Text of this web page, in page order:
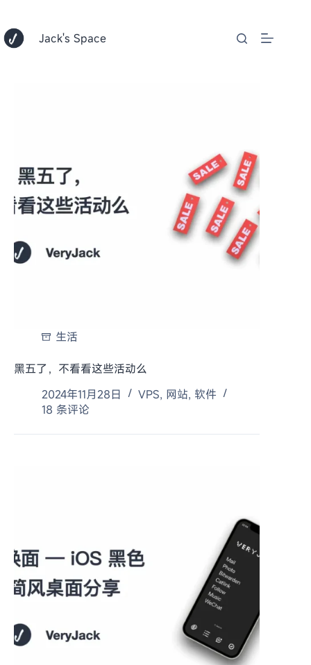
内
Jack's Space
生活
黑五了，不看看这些活动么
2024年11月28日
VPS, 网站, 软件
18 条评论